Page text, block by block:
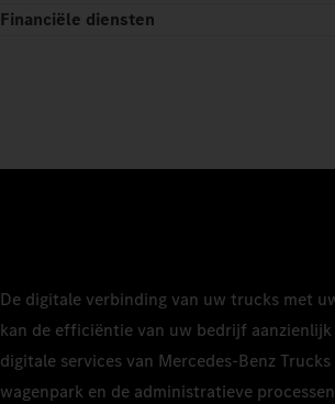
Financiële diensten
De digitale verbinding van uw trucks met
kan de efficiëntie van uw bedrijf
digitale services van Mercedes‑Benz
wagenpark en de administratieve